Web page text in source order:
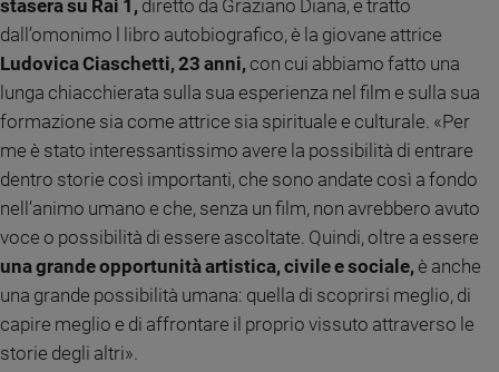
Cultura
e
Sanremo
Tv
e
streaming
Libri
Musica
Arte
Famiglia
ed
stasera su Rai 1, diretto da Graziano Diana, e tratto
dall’omonimo l libro autobiografico, è la giovane attrice
Ludovica Ciaschetti, 23 anni, con cui abbiamo fatto una
lunga chiacchierata sulla sua esperienza nel film e sulla sua
formazione sia come attrice sia spirituale e culturale. «Per
me è stato interessantissimo avere la possibilità di entrare
dentro storie così importanti, che sono andate così a fondo
nell’animo umano e che, senza un film, non avrebbero avuto
voce o possibilità di essere ascoltate. Quindi, oltre a essere
una grande opportunità artistica, civile e sociale, è anche
una grande possibilità umana: quella di scoprirsi meglio, di
capire meglio e di affrontare il proprio vissuto attraverso le
storie degli altri».